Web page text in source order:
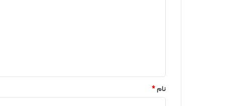
نام*